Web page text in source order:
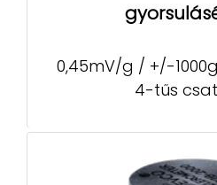
0,45mV/g / +/-1000g
4-tűs